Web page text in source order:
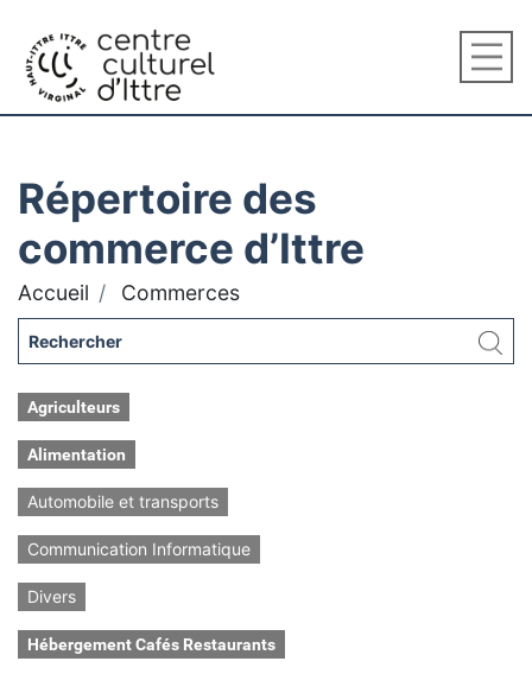
Répertoire des
commerce d’Ittre
Accueil Commerces
Agriculteurs
Alimentation
Automobile et transports
Communication Informatique
Divers
Hébergement Cafés Restaurants